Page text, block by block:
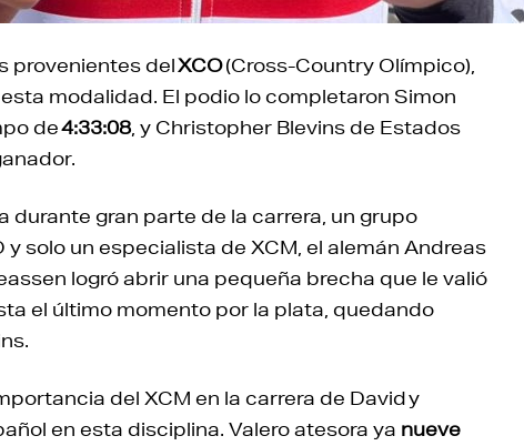
provenientes delXCO(Cross-Country Olímpico),
modalidad. El podio lo completaron Simon
de4:33:08 , y Christopher Blevins de Estados
durante gran parte de la carrera, un grupo
solo un especialista de XCM, el alemán Andreas
logró abrir una pequeña brecha que le valió
el último momento por la plata, quedando
del XCM en la carrera de David y
en esta disciplina. Valero atesora ya nueve